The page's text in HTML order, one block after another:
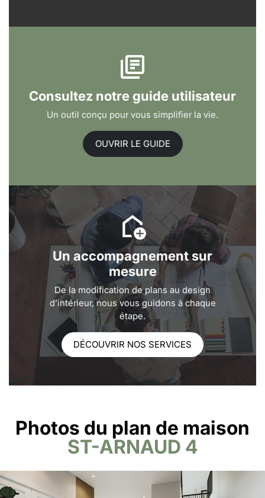
Consultez notre guide utilisateur
Un outil conçu pour vous simplifier la vie.
OUVRIR LE GUIDE
Un accompagnement sur
mesure
De la modification de plans au design
d’intérieur, nous vous guidons à chaque
étape.
DÉCOUVRIR NOS SERVICES
Photos du plan de maison
ST-ARNAUD 4